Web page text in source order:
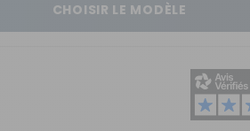
CHOISIR LE MODÈLE